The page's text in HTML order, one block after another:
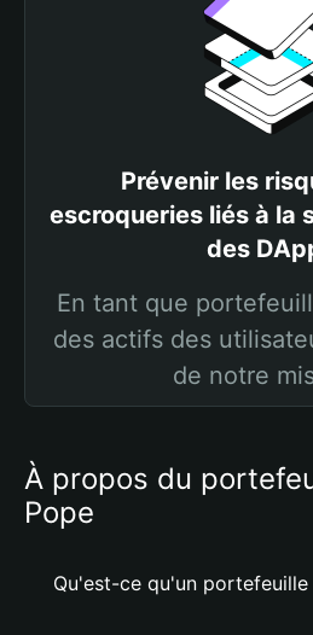
Prévenir les
escroqueries liés à la
des
En tant que
des actifs des
de notre
À propos du
Pope
Qu'est-ce qu'un portefeuille